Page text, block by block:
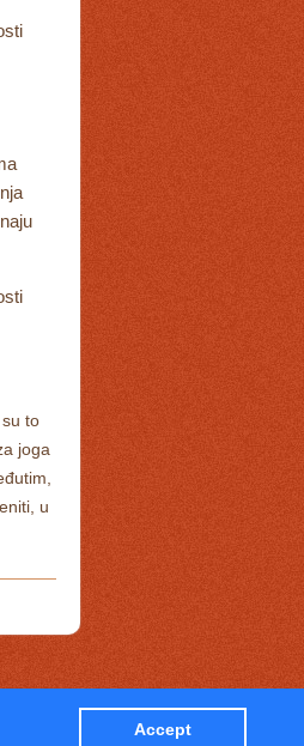
to
joga
u
Accept